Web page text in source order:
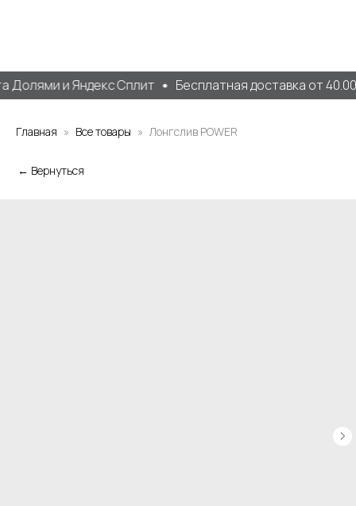
Долями и Яндекс Сплит Бесплатная доставка от
Главная Все товары Лонгслив POWER
← Вернуться